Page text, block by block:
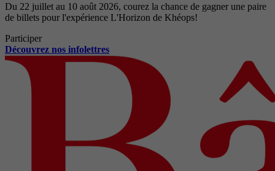
Du 22 juillet au 10 août 2026, courez la chance de gagner une paire
de billets pour l'expérience L'Horizon de Khéops!
Participer
Découvrez nos infolettres